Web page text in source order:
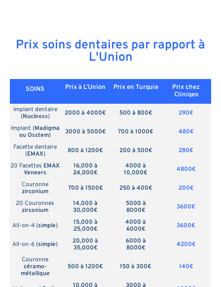
Prix soins dentaires par rapport à
L'Union
SOINS Prix à L’Union Prix en Turquie
Prix chez
Cliniqeo
Implant dentaire
(Nucleoss) 2000 à 4000€ 500 à 800€
290€
Implant (Madigma
ou Osstem) 3000 à 5000€ 700 à 1000€
480€
Facette dentaire
(EMAX) 800 à 1200€ 200 à 500€
280€
20 Facettes EMAX
Veneers
16,000 à
24,000€
4000 à
10,000€
4800€
Couronne
zirconium
700 à 1500€ 250 à 400€
200€
20 Couronnes
zirconium
14,000 à
30,000€
5000 à
8000€
3600€
All-on-4 (simple)
15,000 à
25,000€
4000 à
6000€
3600€
All-on-6 (simple)
20,000 à
35,000€
6000 à
8000€
4200€
Couronne
céramo-
métallique
500 à 1200€ 150 à 300€ 140€
10,000 à
3000 à